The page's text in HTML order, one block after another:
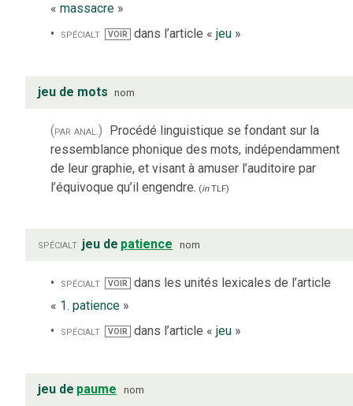
« massacre »
spécialt
VOIR dans l’article « jeu»
jeu de mots nom
(par anal.) Procédé linguistique se fondant sur la
ressemblance phonique des mots, indépendamment
de leur graphie, et visant à amuser l’auditoire par
l’équivoque qu’il engendre. (inTLF)
spécialt jeu de patience nom
spécialt VOIR dans les unités lexicales de l’article
« 1. patience »
spécialt
VOIR dans l’article « jeu»
jeu de paume nom